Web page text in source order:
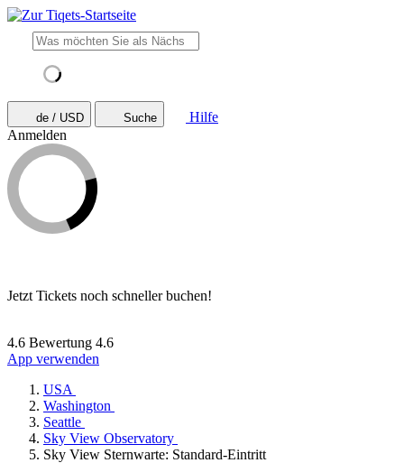
de / USD Suche
Hilfe
Anmelden
Jetzt Tickets noch schneller buchen!
4.6 Bewertung 4.6
App verwenden
USA
Washington
Seattle
Sky View Observatory
Sky View Sternwarte: Standard-Eintritt